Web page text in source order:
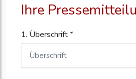
Ihre
1. Überschrift *